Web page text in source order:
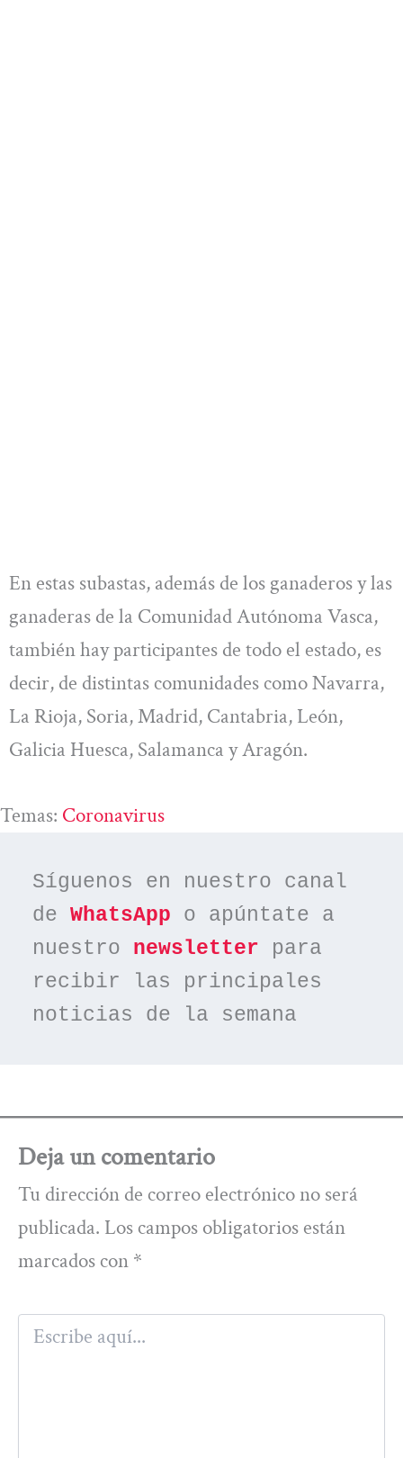
En estas subastas, además de los ganaderos y las
ganaderas de la Comunidad Autónoma Vasca,
también hay participantes de todo el estado, es
decir, de distintas comunidades como Navarra,
La Rioja, Soria, Madrid, Cantabria, León,
Galicia Huesca, Salamanca y Aragón.
Temas: Coronavirus
Síguenos en nuestro canal
de WhatsApp o apúntate a
nuestro newsletter para
recibir las principales
noticias de la semana
Deja un comentario
Tu dirección de correo electrónico no será
publicada. Los campos obligatorios están
marcados con *
Escribe
aquí...